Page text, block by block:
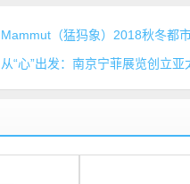
Mammut（猛犸象）2018秋冬都
从“心”出发：南京宁菲展览创立